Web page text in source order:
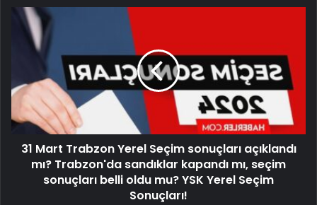
31 Mart Trabzon Yerel Seçim sonuçları açıklandı
mı? Trabzon'da sandıklar kapandı mı, seçim
sonuçları belli oldu mu? YSK Yerel Seçim
Sonuçları!